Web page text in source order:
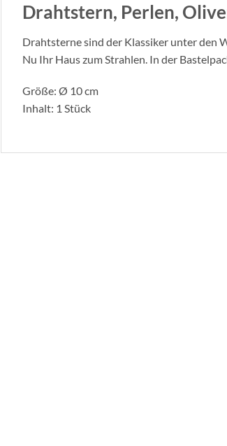
Drahtstern, Perlen,
Drahtsterne sind der Klassiker unter den
Nu Ihr Haus zum Strahlen. In der
Größe: Ø 10 cm
Inhalt: 1 Stück